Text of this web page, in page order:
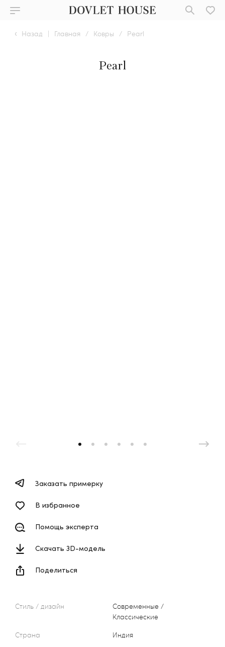
Назад | Главная / Ковры / Pearl
Pearl
Стиль / дизайн
Современные /
Классические
Страна
Индия
Заказать примерку
В избранное
Помощь эксперта
Скачать 3D-модель
Поделиться